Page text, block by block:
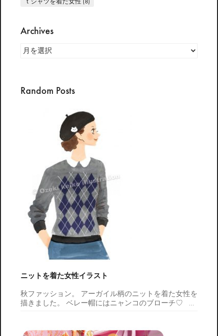
Archives
Archives
Random Posts
ニットを着た女性イラスト
秋ファッション。 アーガイル柄のニットを着た女性を
描きました。 ベレー帽にはニャンコのブローチ♡
…